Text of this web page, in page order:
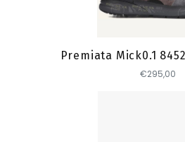
Premiata Mick0.1
€295,00